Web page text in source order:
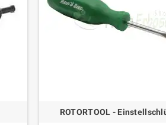
ROTORTOOL -